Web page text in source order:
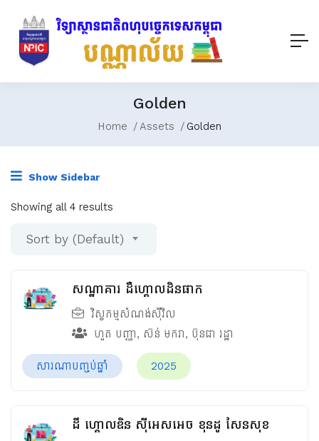
Golden
Home Assets Golden
Show Sidebar
Showing all 4 results
Sort by (Default)
សណ្ឋាគារ ដឺហ្គោលដិនផាក
វិស្វកម្មសំណង់ស៊ីវិល
ហួត បញ្ញា, ស៊ន់ មករា, ប៊ុនជា រដ្ឋា
សារណាបញ្ចប់ឆ្នាំ 2025
ដឹ ហ្គោលឌិន ស៊ីអេសអេច ខុនដូ សែនសុខ